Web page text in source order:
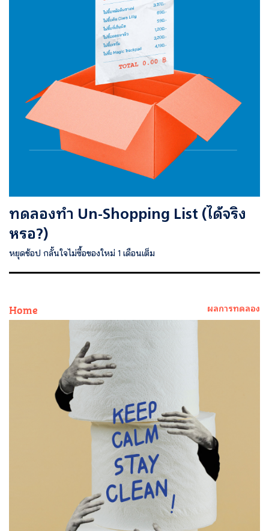
ทดลองทำ Un-Shopping List (ได้จริง
หรอ?)
หยุดช้อป กลั้นใจไม่ซื้อของใหม่ 1 เดือนเต็ม
Home ผลการทดลอง